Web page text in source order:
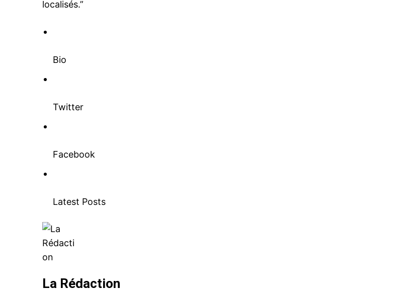
localisés.”
Bio
Twitter
Facebook
Latest Posts
La Rédaction